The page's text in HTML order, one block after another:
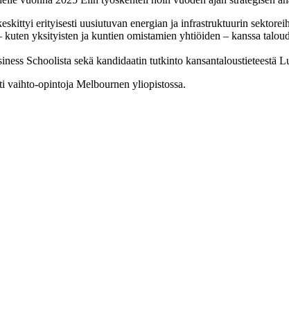
erityisesti uusiutuvan energian ja infrastruktuurin
yksityisten ja kuntien omistamien yhtiöiden – kanssa
Schoolista sekä kandidaatin tutkinto kansantaloustieteestä
vaihto-opintoja Melbournen yliopistossa.